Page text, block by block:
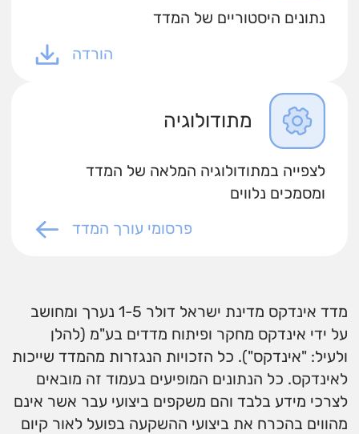
נתונים היסטוריים של המדד
הורדה
מתודולוגיה
לצפייה במתודולוגיה המלאה של המדד
ומסמכים נלווים
פרסומי עורך המדד
מדד אינדקס מדינת ישראל דולר 1-5 נערך ומחושב
על ידי אינדקס מחקר ופיתוח מדדים בע"מ (להלן
ולעיל: "אינדקס"). כל הזכויות הנגזרות מהמדד שייכות
לאינדקס. כל הנתונים המופיעים בעמוד זה מובאים
לצרכי מידע בלבד והם משקפים ביצועי עבר אשר אינם
מהווים בהכרח את ביצועי ההשקעה בפועל לאור קיום